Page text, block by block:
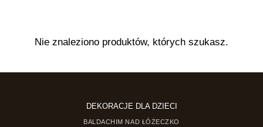
Nie znaleziono produktów, których szukasz.
DEKORACJE DLA DZIECI
BALDACHIM NAD ŁÓŻECZKO